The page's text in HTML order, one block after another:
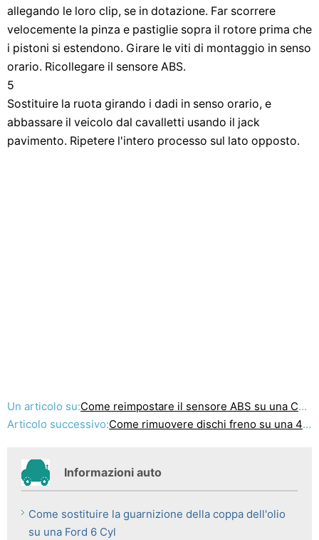
allegando le loro clip, se in dotazione. Far scorrere
velocemente la pinza e pastiglie sopra il rotore prima che
i pistoni si estendono. Girare le viti di montaggio in senso
orario. Ricollegare il sensore ABS.
5
Sostituire la ruota girando i dadi in senso orario, e
abbassare il veicolo dal cavalletti usando il jack
pavimento. Ripetere l'intero processo sul lato opposto.
Un articolo su:Come reimpostare il sensore ABS su una Camry
Articolo successivo:Come rimuovere dischi freno su una 4WD Ford
Informazioni auto
Come sostituire la guarnizione della coppa dell'olio
su una Ford 6 Cyl